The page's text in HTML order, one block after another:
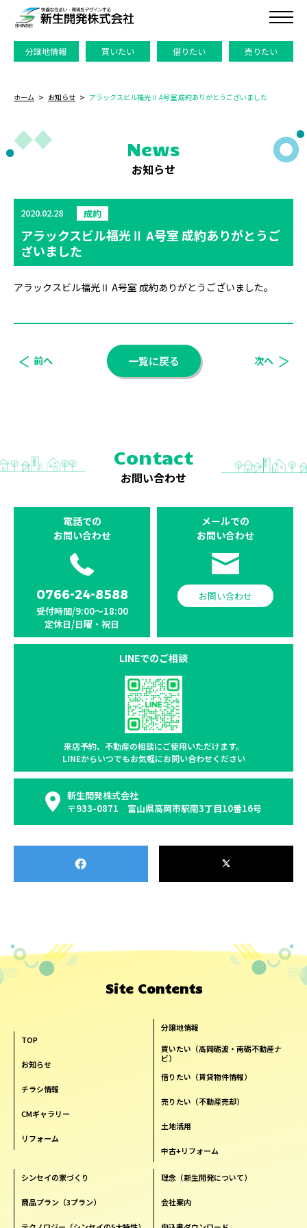
分譲地情報 買いたい 借りたい 売りたい
ホーム お知らせ アラックスビル福光Ⅱ A号室 成約ありがとうございました
News
お知らせ
2020.02.28 成約
アラックスビル福光Ⅱ A号室 成約ありがとうご
ざいました
アラックスビル福光Ⅱ A号室 成約ありがとうございました。
前へ 一覧に戻る 次へ
Contact
お問い合わせ
電話での
お問い合わせ
0766-24-8588
受付時間/9:00〜18:00
定休日/日曜・祝日
メールでの
お問い合わせ
お問い合わせ
LINEでのご相談
来店予約、不動産の相談にご使用いただけます。
LINEからいつでもお気軽にお問い合わせください
新生開発株式会社
〒933-0871 富山県高岡市駅南3丁目10番16号
Site Contents
TOP
お知らせ
チラシ情報
CMギャラリー
リフォーム
分譲地情報
買いたい（高岡砺波・南砺不動産ナ
ビ）
借りたい（賃貸物件情報）
売りたい（不動産売却）
土地活用
中古+リフォーム
シンセイの家づくり
商品プラン（3プラン）
理念（新生開発について）
会社案内